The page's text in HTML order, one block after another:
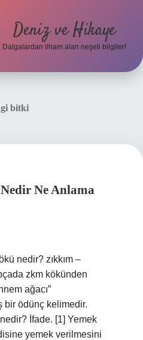
Deniz ve Hikaye
Dalgalardan ilham alan neşeli bilgiler!
bitki
Ne Anlama
nedir? zıkkım –
zḳm kökünden
ağacı”
bir ödünç kelimedir.
nedir? İfade. [1] Yemek
yemek verilmesini